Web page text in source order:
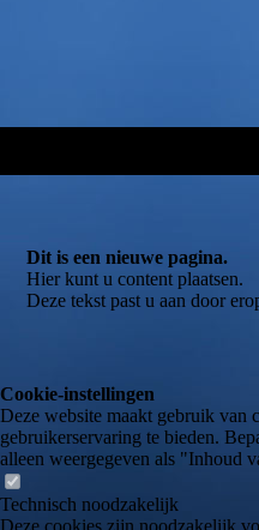
Dit is een nieuwe pagina.
Hier kunt u content plaatsen.
Deze tekst past u aan door
Cookie-instellingen
Deze website maakt gebruik van
gebruikerservaring te bieden.
alleen weergegeven als "Inhoud
Technisch noodzakelijk
Deze cookies zijn noodzakelijk